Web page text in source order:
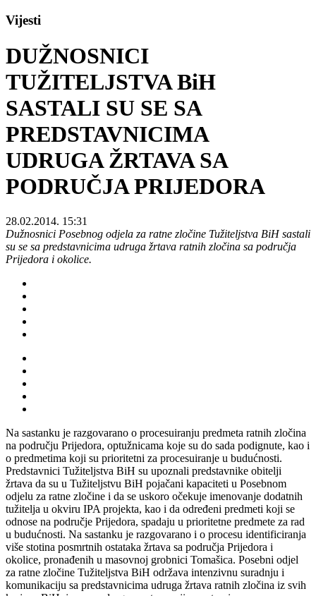
Vijesti
DUŽNOSNICI
TUŽITELJSTVA BiH
SASTALI SU SE SA
PREDSTAVNICIMA
UDRUGA ŽRTAVA SA
PODRUČJA PRIJEDORA
28.02.2014. 15:31
Dužnosnici Posebnog odjela za ratne zločine Tužiteljstva BiH sastali
su se sa predstavnicima udruga žrtava ratnih zločina sa područja
Prijedora i okolice.
Na sastanku je razgovarano o procesuiranju predmeta ratnih zločina
na području Prijedora, optužnicama koje su do sada podignute, kao i
o predmetima koji su prioritetni za procesuiranje u budućnosti.
Predstavnici Tužiteljstva BiH su upoznali predstavnike obitelji
žrtava da su u Tužiteljstvu BiH pojačani kapaciteti u Posebnom
odjelu za ratne zločine i da se uskoro očekuje imenovanje dodatnih
tužitelja u okviru IPA projekta, kao i da određeni predmeti koji se
odnose na područje Prijedora, spadaju u prioritetne predmete za rad
u budućnosti. Na sastanku je razgovarano i o procesu identificiranja
više stotina posmrtnih ostataka žrtava sa područja Prijedora i
okolice, pronađenih u masovnoj grobnici Tomašica. Posebni odjel
za ratne zločine Tužiteljstva BiH održava intenzivnu suradnju i
komunikaciju sa predstavnicima udruga žrtava ratnih zločina iz svih